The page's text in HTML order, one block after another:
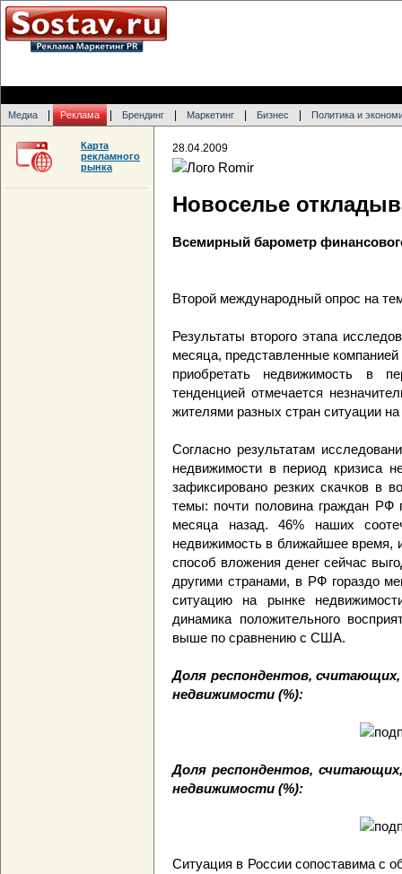
Медиа Реклама Брендинг Маркетинг Бизнес Политика и
28.04.2009
Новоселье
Всемирный барометр
Второй международный опрос на
Результаты второго этапа
месяца, представленные
приобретать недвижимость в
тенденцией отмечается
жителями разных стран ситуации
Согласно результатам
недвижимости в период кризиса
зафиксировано резких скачков в
темы: почти половина граждан РФ
месяца назад. 46% наших
недвижимость в ближайшее
способ вложения денег сейчас
другими странами, в РФ гораздо
ситуацию на рынке
динамика положительного
выше по сравнению с США.
Доля респондентов,
недвижимости (%):
Доля респондентов,
недвижимости (%):
Ситуация в России сопоставима с
Карта
рекламного
рынка